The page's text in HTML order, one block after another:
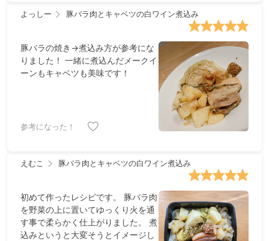
よっしー 豚バラ肉とキャベツの白ワイン煮込み
豚バラの焼き→煮込み方が参考にな
りました！ 一緒に煮込んだメークイ
ーンもキャベツも美味です！
参考になった！
えむこ 豚バラ肉とキャベツの白ワイン煮込み
初めて作ったレシピです。 豚バラ肉
を野菜の上に置いてゆっくり火を通
す事で柔らかく仕上がりました。 煮
込みというと大変そうとイメージし